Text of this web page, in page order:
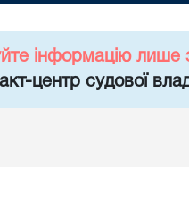
інформацію лише
центр судової